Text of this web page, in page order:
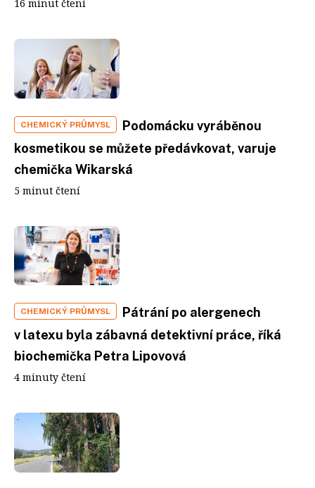
16 minut čtení
CHEMICKÝ PRŮMYSL
Podomácku vyráběnou
kosmetikou se můžete předávkovat, varuje
chemička Wikarská
5 minut čtení
CHEMICKÝ PRŮMYSL
Pátrání po alergenech
v latexu byla zábavná detektivní práce, říká
biochemička Petra Lipovová
4 minuty čtení